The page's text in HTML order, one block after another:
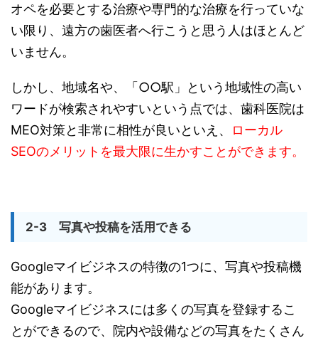
オペを必要とする治療や専門的な治療を行っていな
い限り、遠方の歯医者へ行こうと思う人はほとんど
いません。
しかし、地域名や、「○○駅」という地域性の高い
ワードが検索されやすいという点では、歯科医院は
MEO対策と非常に相性が良いといえ、
ローカル
SEOのメリットを最大限に生かすことができます。
2-3 写真や投稿を活用できる
Googleマイビジネスの特徴の1つに、写真や投稿機
能があります。
Googleマイビジネスには多くの写真を登録するこ
とができるので、院内や設備などの写真をたくさん